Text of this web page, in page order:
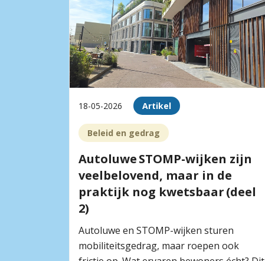
18-05-2026 Artikel
Beleid en gedrag
Autoluwe STOMP-wijken zijn
veelbelovend, maar in de
praktijk nog kwetsbaar (deel
2)
Autoluwe en STOMP-wijken sturen
mobiliteitsgedrag, maar roepen ook